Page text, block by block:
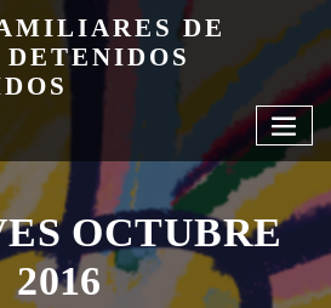
DE
DETENIDOS
OCTUBRE
2016